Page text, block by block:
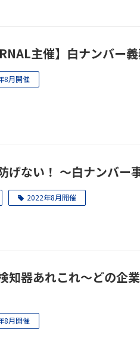
主催】白ナンバー
8月開催
げない！ ～白ナンバー
2022年8月開催
知器あれこれ～どの企
8月開催